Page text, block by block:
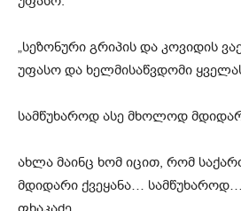
„სეზონური გრიპის და კოვიდის
უფასო და ხელმისაწვდომი
სამწუხაროდ ასე მხოლოდ მდიდარ
ახლა მაინც ხომ იცით, რომ
მდიდარი ქვეყანა…